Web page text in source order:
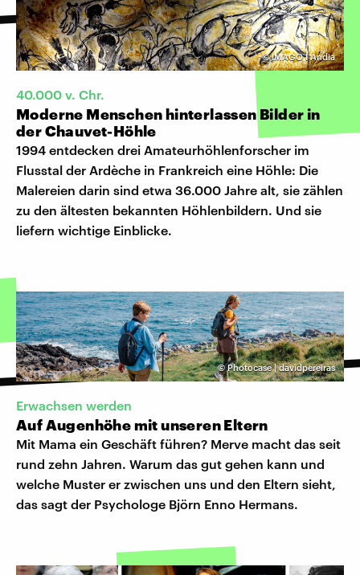
©IMAGO I Andia
40.000 v. Chr.
Moderne Menschen hinterlassen Bilder in
der Chauvet-Höhle
1994 entdecken drei Amateurhöhlenforscher im
Flusstal der Ardèche in Frankreich eine Höhle: Die
Malereien darin sind etwa 36.000 Jahre alt, sie zählen
zu den ältesten bekannten Höhlenbildern. Und sie
liefern wichtige Einblicke.
©Photocase | davidpereiras
Erwachsen werden
Auf Augenhöhe mit unseren Eltern
Mit Mama ein Geschäft führen? Merve macht das seit
rund zehn Jahren. Warum das gut gehen kann und
welche Muster er zwischen uns und den Eltern sieht,
das sagt der Psychologe Björn Enno Hermans.